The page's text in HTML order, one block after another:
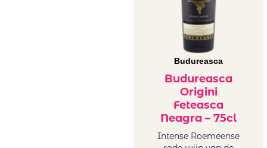
Budureasca
Budureasca
Origini
Feteasca
Neagra – 75cl
Intense Roemeense